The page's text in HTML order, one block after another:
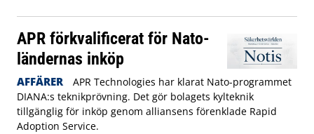
APR förkvalificerat för Nato-
ländernas inköp
AFFÄRER
APR Technologies har klarat Nato-programmet
DIANA:s teknikprövning. Det gör bolagets kylteknik
tillgänglig för inköp genom alliansens förenklade Rapid
Adoption Service.